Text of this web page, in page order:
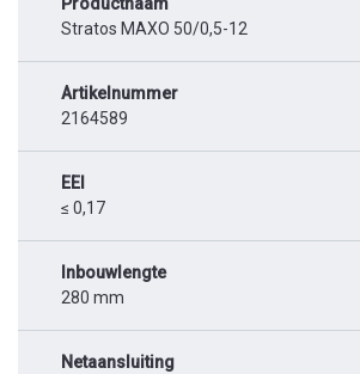
Productnaam
Stratos MAXO 50/0,5-12
Artikelnummer
2164589
EEI
≤ 0,17
Inbouwlengte
280 mm
Netaansluiting